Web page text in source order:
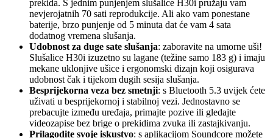
prekida. S jednim punjenjem slušalice H30i pružaju vam
nevjerojatnih 70 sati reprodukcije. Ali ako vam ponestane
baterije, brzo punjenje od 5 minuta dat će vam 4 sata
dodatnog vremena slušanja.
Udobnost za duge sate slušanja: zaboravite na umorne uši!
Slušalice H30i izuzetno su lagane (težine samo 183 g) i imaju
mekane uklonjive ušice i ergonomski dizajn koji osigurava
udobnost čak i tijekom dugih sesija slušanja.
Besprijekorna veza bez smetnji: s Bluetooth 5.3 uvijek ćete
uživati ​​u besprijekornoj i stabilnoj vezi. Jednostavno se
prebacujte između uređaja, primajte pozive ili gledajte
videozapise bez brige o prekidima zvuka ili zastajkivanju.
Prilagodite svoje iskustvo: s aplikacijom Soundcore možete